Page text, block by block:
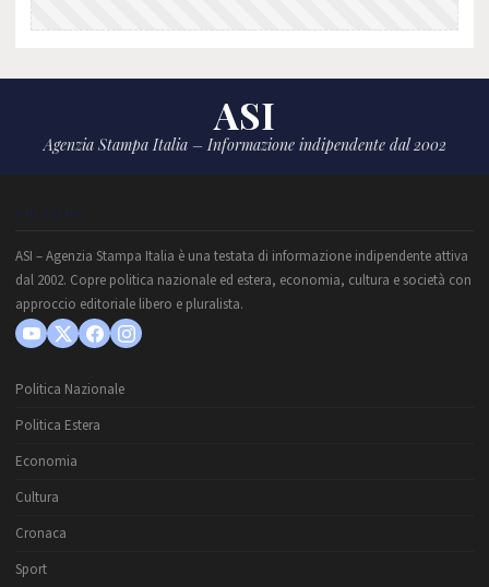
ASI
Agenzia Stampa Italia – Informazione indipendente dal 2002
CHI SIAMO
ASI – Agenzia Stampa Italia è una testata di informazione indipendente attiva
dal 2002. Copre politica nazionale ed estera, economia, cultura e società con
approccio editoriale libero e pluralista.
Politica Nazionale
Politica Estera
Economia
Cultura
Cronaca
Sport